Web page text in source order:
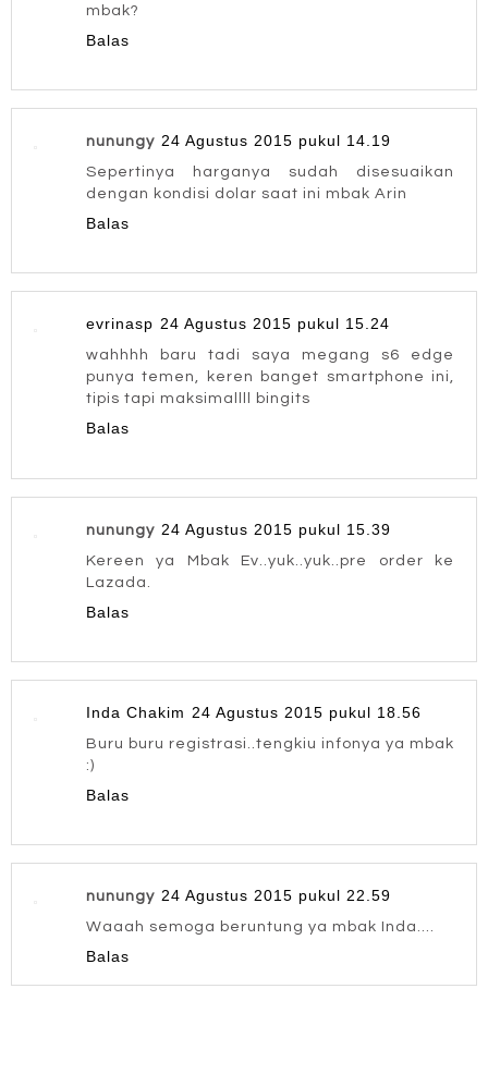
mbak?
Balas
nunungy 24 Agustus 2015 pukul 14.19
Sepertinya harganya sudah disesuaikan
dengan kondisi dolar saat ini mbak Arin
Balas
evrinasp 24 Agustus 2015 pukul 15.24
wahhhh baru tadi saya megang s6 edge
punya temen, keren banget smartphone ini,
tipis tapi maksimallll bingits
Balas
nunungy 24 Agustus 2015 pukul 15.39
Kereen ya Mbak Ev..yuk..yuk..pre order ke
Lazada.
Balas
Inda Chakim 24 Agustus 2015 pukul 18.56
Buru buru registrasi..tengkiu infonya ya mbak
:)
Balas
nunungy 24 Agustus 2015 pukul 22.59
Waaah semoga beruntung ya mbak Inda....
Balas